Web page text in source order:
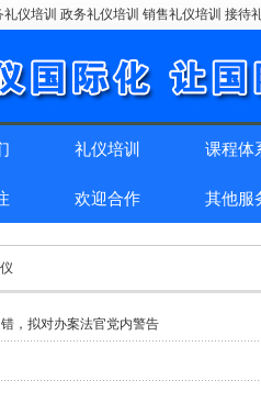
仪培训 政务礼仪培训 销售礼仪培训 接
礼仪培训 课程体
欢迎合作 其他服
，拟对办案法官党内警告